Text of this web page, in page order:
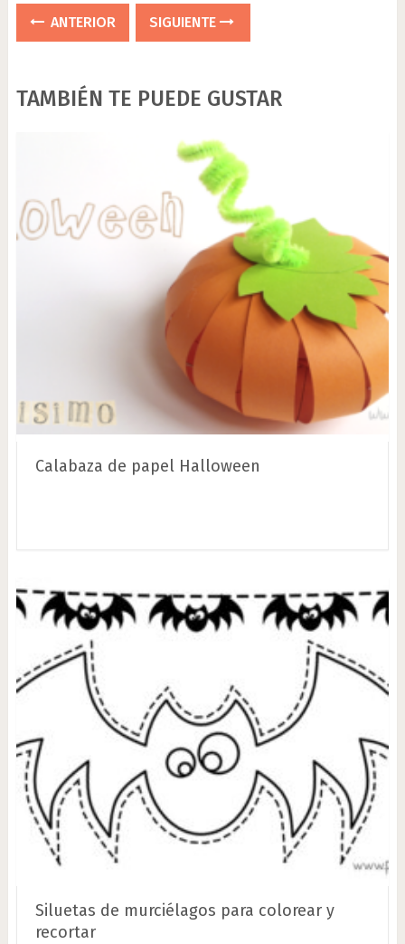
ANTERIOR SIGUIENTE
TAMBIÉN TE PUEDE GUSTAR
Calabaza de papel Halloween
Siluetas de murciélagos para colorear y
recortar